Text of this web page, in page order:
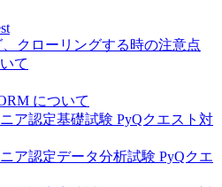
クローリングする時の注意点
て
について
ア認定基礎試験 PyQクエスト対
ア認定データ分析試験 PyQクエ